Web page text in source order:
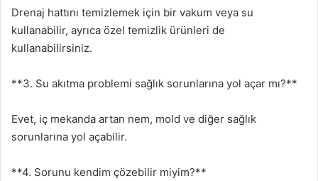
Drenaj hattını temizlemek için bir vakum veya su
kullanabilir, ayrıca özel temizlik ürünleri de
kullanabilirsiniz.
**3. Su akıtma problemi sağlık sorunlarına yol açar mı?**
Evet, iç mekanda artan nem, mold ve diğer sağlık
sorunlarına yol açabilir.
**4. Sorunu kendim çözebilir miyim?**